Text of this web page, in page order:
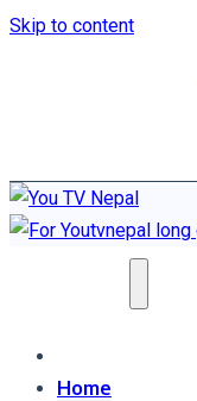
Skip to content
Home